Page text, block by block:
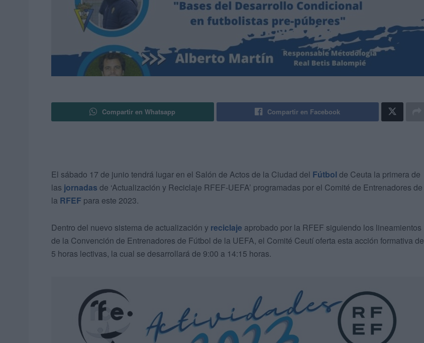
Compartir en Whatsapp Compartir en Facebook
El sábado 17 de junio tendrá lugar en el Salón de Actos de la Ciudad del Fútbol de Ceuta la primera de
las jornadas de ‘Actualización y Reciclaje RFEF-UEFA’ programadas por el Comité de Entrenadores de
la RFEF para este 2023.
Dentro del nuevo sistema de actualización y reciclaje aprobado por la RFEF siguiendo los lineamientos
de la Convención de Entrenadores de Fútbol de la UEFA, el Comité Ceutí oferta esta acción formativa de
5 horas lectivas, la cual se desarrollará de 9:00 a 14:15 horas.